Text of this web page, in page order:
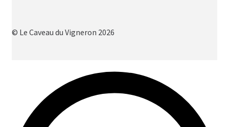
© Le Caveau du Vigneron 2026